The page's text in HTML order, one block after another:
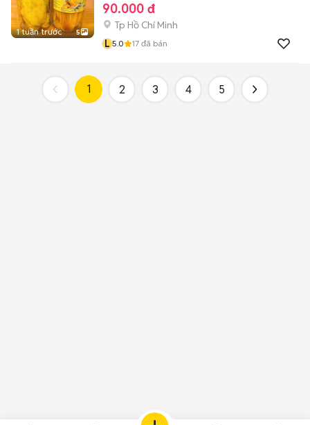
1 tuần trước 5
90.000 đ
Tp Hồ Chí Minh
L 5.0 17 đã bán
1 2 3 4 5